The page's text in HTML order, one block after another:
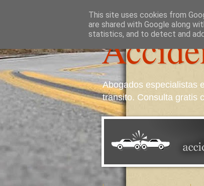
Abogados especialistas
transito. Consulta gratis
This site uses cookies from
are shared with Google along
statistics, and to detect and